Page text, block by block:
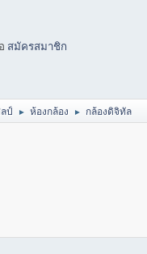
สมัครสมาชิก
ป์ ► ห้องกล้อง ► กล้องดิจิทัล